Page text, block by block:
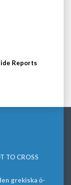
Reports
TO CROSS
grekiska ö-